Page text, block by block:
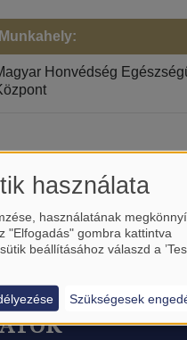
Munkahely:
Honvédség
használata
használatának
"Elfogadás" gombra kattintva
beállításához válaszd a
Szükségesek